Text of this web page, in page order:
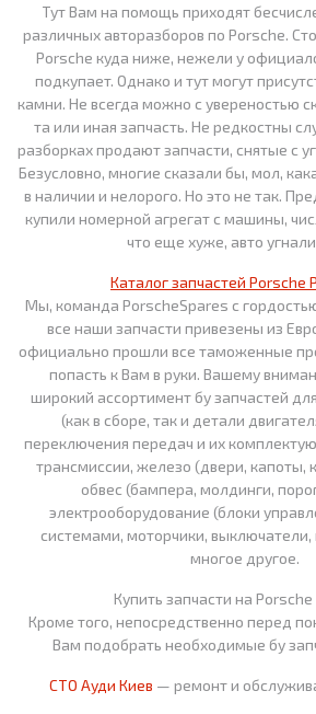
Тут Вам на помощь приходят
различных авторазборов по Porsche.
Porsche куда ниже, нежели у
подкупает. Однако и тут могут
камни. Не всегда можно с увереностью
та или иная запчасть. Не редкостны
разборках продают запчасти, снятые с
Безусловно, многие сказали бы, мол,
в наличии и нелорого. Но это не так.
купили номерной агрегат с машины,
что еще хуже, авто
Каталог запчастей Porsche
Мы, команда PorscheSpares с
все наши запчасти привезены из
официально прошли все таможенные
попасть к Вам в руки. Вашему
широкий ассортимент бу запчастей
(как в сборе, так и детали
переключения передач и их
трансмиссии, железо (двери, капоты,
обвес (бампера, молдинги,
электрооборудование (блоки
системами, моторчики,
многое другое.
Купить запчасти на Porsche
Кроме того, непосредственно перед
Вам подобрать необходимые бу
СТО Ауди Киев — ремонт и